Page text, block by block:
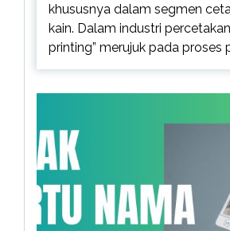
khususnya dalam segmen
kain. Dalam industri
printing” merujuk pada proses